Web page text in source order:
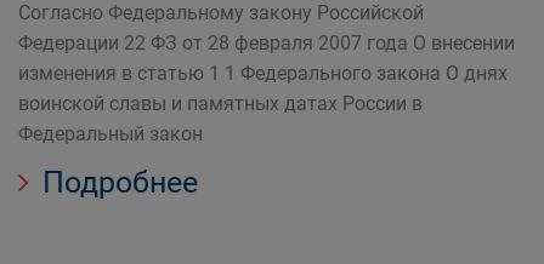
Согласно Федеральному закону Российской
Федерации 22 ФЗ от 28 февраля 2007 года О внесении
изменения в статью 1 1 Федерального закона О днях
воинской славы и памятных датах России в
Федеральный закон
Подробнее